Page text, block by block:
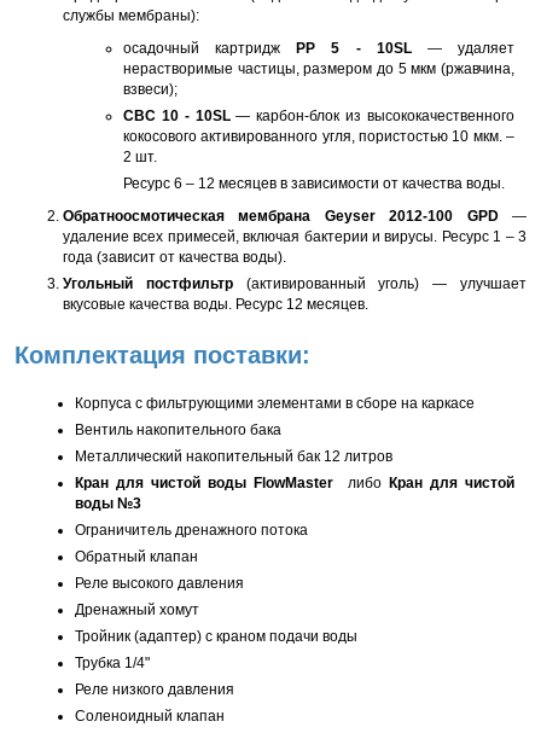
службы мембраны):
осадочный картридж
РР 5 - 10SL— удаляет
нерастворимые частицы, размером до 5 мкм (ржавчина,
взвеси);
CBC 10 - 10SL— карбон-блок из высококачественного
кокосового активированного угля, пористостью 10 мкм. –
2 шт.
Ресурс 6 – 12 месяцев в зависимости от качества воды.
Обратноосмотическая мембрана Geyser 2012-100 GPD—
удаление всех примесей, включая бактерии и вирусы. Ресурс 1 – 3
года (зависит от качества воды).
Угольный постфильтр(активированный уголь) — улучшает
вкусовые качества воды. Ресурс 12 месяцев.
Комплектация поставки:
Корпуса с фильтрующими элементами в сборе на каркасе
Вентиль накопительного бака
Металлический накопительный бак 12 литров
Кран для чистой воды FlowMaster
либо Кран для чистой
воды №3
Ограничитель дренажного потока
Обратный клапан
Реле высокого давления
Дренажный хомут
Тройник (адаптер) с краном подачи воды
Трубка 1/4"
Реле низкого давления
Соленоидный клапан